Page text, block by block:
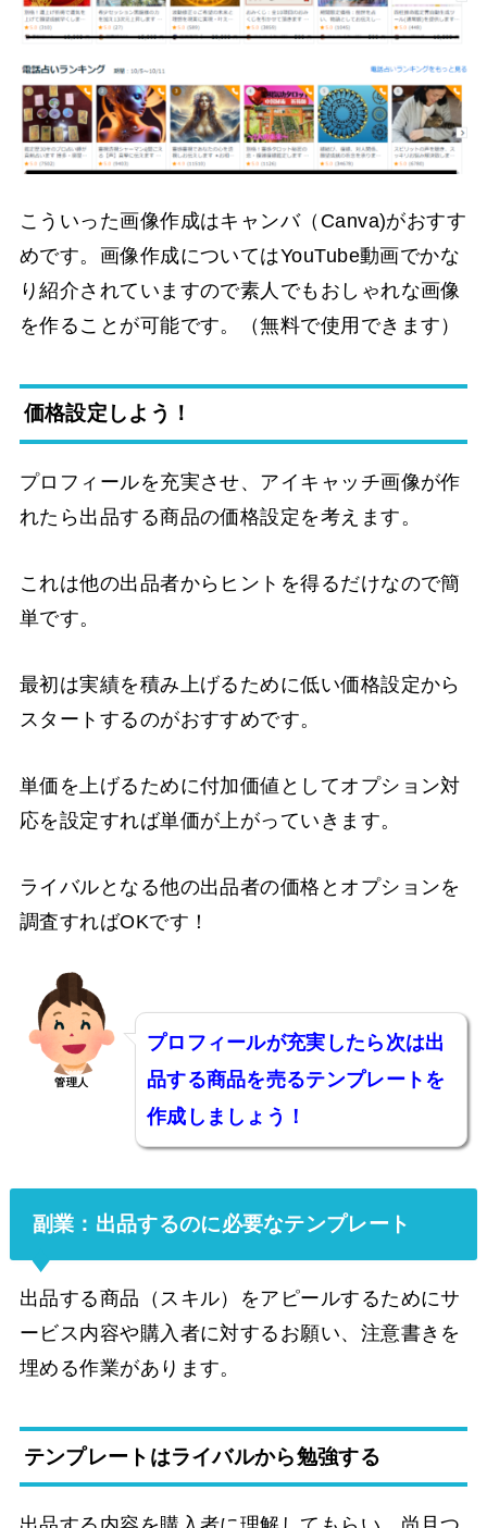
こういった画像作成はキャンバ（Canva)がおすす
めです。画像作成についてはYouTube動画でかな
り紹介されていますので素人でもおしゃれな画像
を作ることが可能です。（無料で使用できます）
価格設定しよう！
プロフィールを充実させ、アイキャッチ画像が作
れたら出品する商品の価格設定を考えます。
これは他の出品者からヒントを得るだけなので簡
単です。
最初は実績を積み上げるために低い価格設定から
スタートするのがおすすめです。
単価を上げるために付加価値としてオプション対
応を設定すれば単価が上がっていきます。
ライバルとなる他の出品者の価格とオプションを
調査すればOKです！
管理人
プロフィールが充実したら次は出
品する商品を売るテンプレートを
作成しましょう！
副業：出品するのに必要なテンプレート
出品する商品（スキル）をアピールするためにサ
ービス内容や購入者に対するお願い、注意書きを
埋める作業があります。
テンプレートはライバルから勉強する